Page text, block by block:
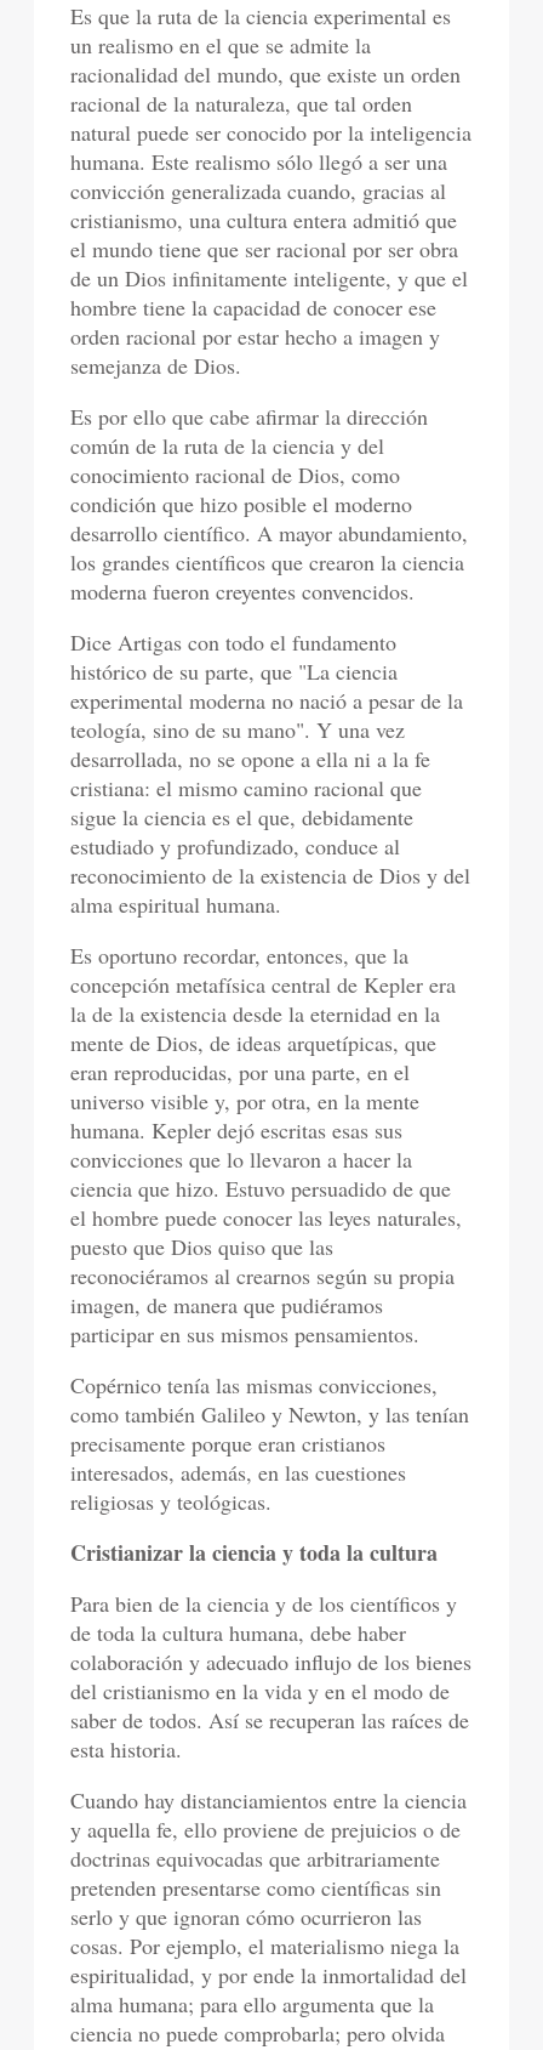
Es que la ruta de la ciencia experimental es
un realismo en el que se admite la
racionalidad del mundo, que existe un orden
racional de la naturaleza, que tal orden
natural puede ser conocido por la inteligencia
humana. Este realismo sólo llegó a ser una
convicción generalizada cuando, gracias al
cristianismo, una cultura entera admitió que
el mundo tiene que ser racional por ser obra
de un Dios infinitamente inteligente, y que el
hombre tiene la capacidad de conocer ese
orden racional por estar hecho a imagen y
semejanza de Dios.
Es por ello que cabe afirmar la dirección
común de la ruta de la ciencia y del
conocimiento racional de Dios, como
condición que hizo posible el moderno
desarrollo científico. A mayor abundamiento,
los grandes científicos que crearon la ciencia
moderna fueron creyentes convencidos.
Dice Artigas con todo el fundamento
histórico de su parte, que "La ciencia
experimental moderna no nació a pesar de la
teología, sino de su mano". Y una vez
desarrollada, no se opone a ella ni a la fe
cristiana: el mismo camino racional que
sigue la ciencia es el que, debidamente
estudiado y profundizado, conduce al
reconocimiento de la existencia de Dios y del
alma espiritual humana.
Es oportuno recordar, entonces, que la
concepción metafísica central de Kepler era
la de la existencia desde la eternidad en la
mente de Dios, de ideas arquetípicas, que
eran reproducidas, por una parte, en el
universo visible y, por otra, en la mente
humana. Kepler dejó escritas esas sus
convicciones que lo llevaron a hacer la
ciencia que hizo. Estuvo persuadido de que
el hombre puede conocer las leyes naturales,
puesto que Dios quiso que las
reconociéramos al crearnos según su propia
imagen, de manera que pudiéramos
participar en sus mismos pensamientos.
Copérnico tenía las mismas convicciones,
como también Galileo y Newton, y las tenían
precisamente porque eran cristianos
interesados, además, en las cuestiones
religiosas y teológicas.
Cristianizar la ciencia y toda la cultura
Para bien de la ciencia y de los científicos y
de toda la cultura humana, debe haber
colaboración y adecuado influjo de los bienes
del cristianismo en la vida y en el modo de
saber de todos. Así se recuperan las raíces de
esta historia.
Cuando hay distanciamientos entre la ciencia
y aquella fe, ello proviene de prejuicios o de
doctrinas equivocadas que arbitrariamente
pretenden presentarse como científicas sin
serlo y que ignoran cómo ocurrieron las
cosas. Por ejemplo, el materialismo niega la
espiritualidad, y por ende la inmortalidad del
alma humana; para ello argumenta que la
ciencia no puede comprobarla; pero olvida